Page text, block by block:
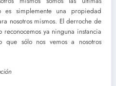
es simplemente una propiedad
nosotros mismos. El derroche de
ya ninguna instancia
que sólo nos vemos a nosotros